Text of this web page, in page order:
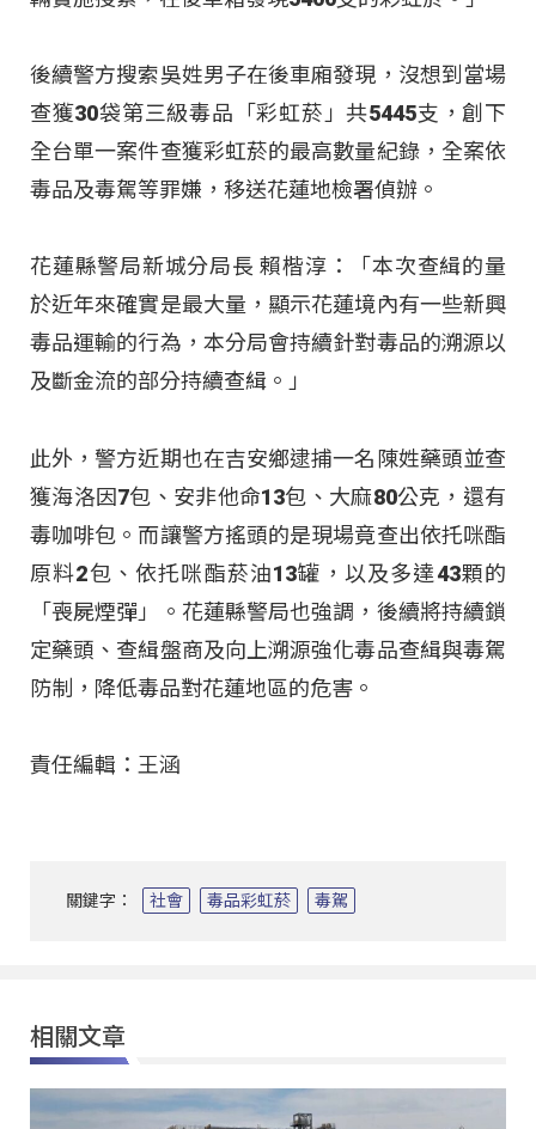
後續警方搜索吳姓男子在後車廂發現，沒想到當場
查獲30袋第三級毒品「彩虹菸」共5445支，創下
全台單一案件查獲彩虹菸的最高數量紀錄，全案依
毒品及毒駕等罪嫌，移送花蓮地檢署偵辦 。
花蓮縣警局新城分局長 賴楷淳：「本次查緝的量
於近年來確實是最大量，顯示花蓮境內有一些新興
毒品運輸的行為，本分局會持續針對毒品的溯源以
及斷金流的部分持續查緝。」
此外，警方近期也在吉安鄉逮捕一名陳姓藥頭並查
獲海洛因7包、安非他命13包、大麻80公克，還有
毒咖啡包 。而讓警方搖頭的是現場竟查出依托咪酯
原料2包、依托咪酯菸油13罐，以及多達43顆的
「喪屍煙彈」
。花蓮縣警局也強調，後續將持續鎖
定藥頭、查緝盤商及向上溯源強化毒品查緝與毒駕
防制，降低毒品對花蓮地區的危害 。
責任編輯：王涵
關鍵字： 社會 毒品彩虹菸 毒駕
相關文章